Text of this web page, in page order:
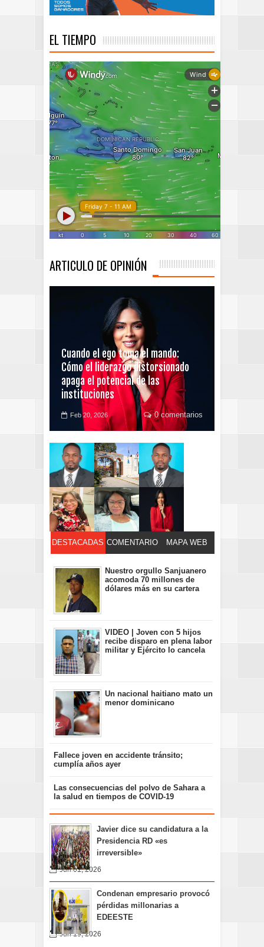
EL TIEMPO
ARTICULO DE OPINIÓN
Cuando el ego toma el mando:
Cómo el liderazgo distorsionado
apaga el potencial de las
instituciones
Feb 20, 2026 0 comentarios
DESTACADAS COMENTARIO MAPA WEB
Nuestro orgullo Sanjuanero
acomoda 70 millones de
dólares más en su cartera
VIDEO | Joven con 5 hijos
recibe disparo en plena labor
militar y Ejército lo cancela
Un nacional haitiano mato un
menor dominicano
Fallece joven en accidente tránsito;
cumplía años ayer
Las consecuencias del polvo de Sahara a
la salud en tiempos de COVID-19
Javier dice su candidatura a la
Presidencia RD «es
irreversible»
Jun 01, 2026
Condenan empresario provocó
pérdidas millonarias a
EDEESTE
Jun 19, 2026